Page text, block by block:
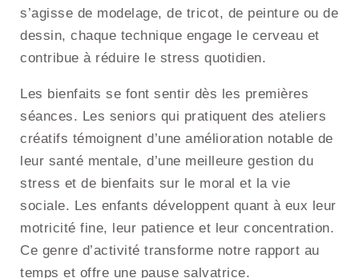
s’agisse de modelage, de tricot, de peinture ou de
dessin, chaque technique engage le cerveau et
contribue à réduire le stress quotidien.
Les bienfaits se font sentir dès les premières
séances. Les seniors qui pratiquent des ateliers
créatifs témoignent d’une amélioration notable de
leur santé mentale, d’une meilleure gestion du
stress et de bienfaits sur le moral et la vie
sociale. Les enfants développent quant à eux leur
motricité fine, leur patience et leur concentration.
Ce genre d’activité transforme notre rapport au
temps et offre une pause salvatrice.